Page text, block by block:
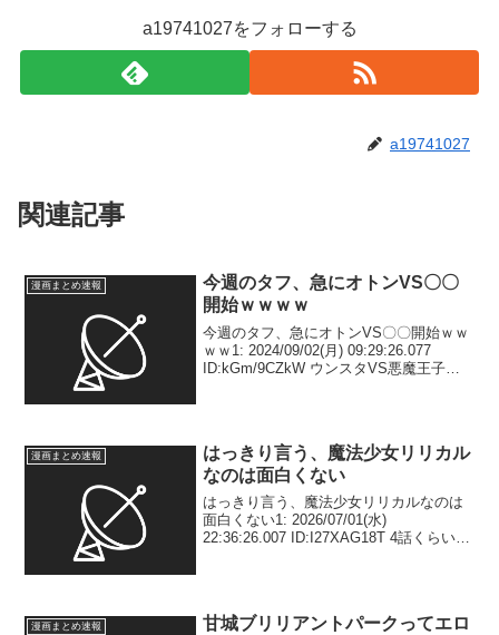
a19741027をフォローする
a19741027
関連記事
漫画まとめ速報
今週のタフ、急にオトンVS〇〇
開始ｗｗｗｗ
今週のタフ、急にオトンVS〇〇開始ｗｗ
ｗｗ1: 2024/09/02(月) 09:29:26.077
ID:kGm/9CZkW ウンスタVS悪魔王子の
漫画まとめ速報
はっきり言う、魔法少女リリカル
なのは面白くない
はっきり言う、魔法少女リリカルなのは
面白くない1: 2026/07/01(水)
22:36:26.007 ID:I27XAG18T 4話くらいま
漫画まとめ速報
甘城ブリリアントパークってエロ